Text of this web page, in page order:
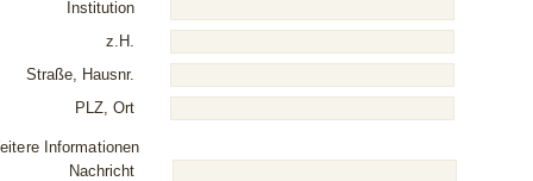
Institution
z.H.
Straße, Hausnr.
PLZ, Ort
Informationen
Nachricht